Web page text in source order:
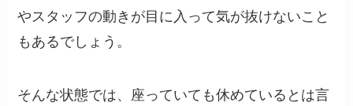
やスタッフの動きが目に入って気が抜けないこと
もあるでしょう。
そんな状態では、座っていても休めているとは言